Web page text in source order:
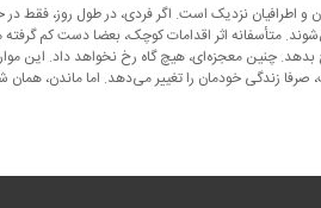
و اطرافیان نزدیک است. اگر فردی، در طول روز، فقط
متأسفانه اثر اقدامات کوچک، بعضا دست کم
چنین معجزه‌ای، هیچ گاه رخ نخواهد داد. این
صرفا زندگی خودمان را تغییر می‌دهد. اما ماندن،